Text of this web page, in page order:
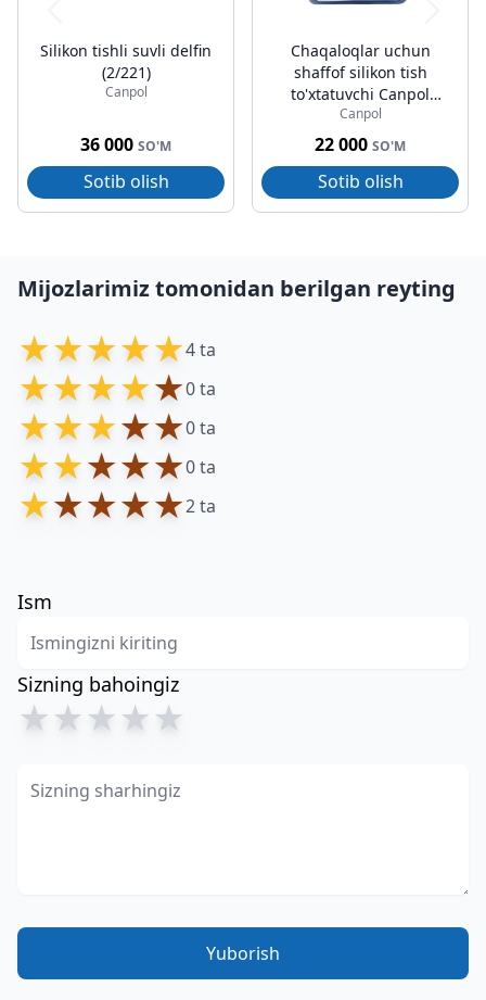
Silikon tishli suvli delfin
(2/221)
Canpol
36 000 SO'M
Sotib olish
Chaqaloqlar uchun
shaffof silikon tish
to'xtatuvchi Canpol
(9/501)
Canpol
22 000 SO'M
Sotib olish
Mijozlarimiz tomonidan berilgan reyting
★★★★★4 ta
★★★★★0 ta
★★★★★0 ta
★★★★★0 ta
★★★★★2 ta
Ism
Sizning bahoingiz
★★★★★
Yuborish